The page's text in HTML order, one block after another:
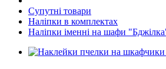
Супутні товари
Наліпки в комплектах
Наліпки іменні на шафи